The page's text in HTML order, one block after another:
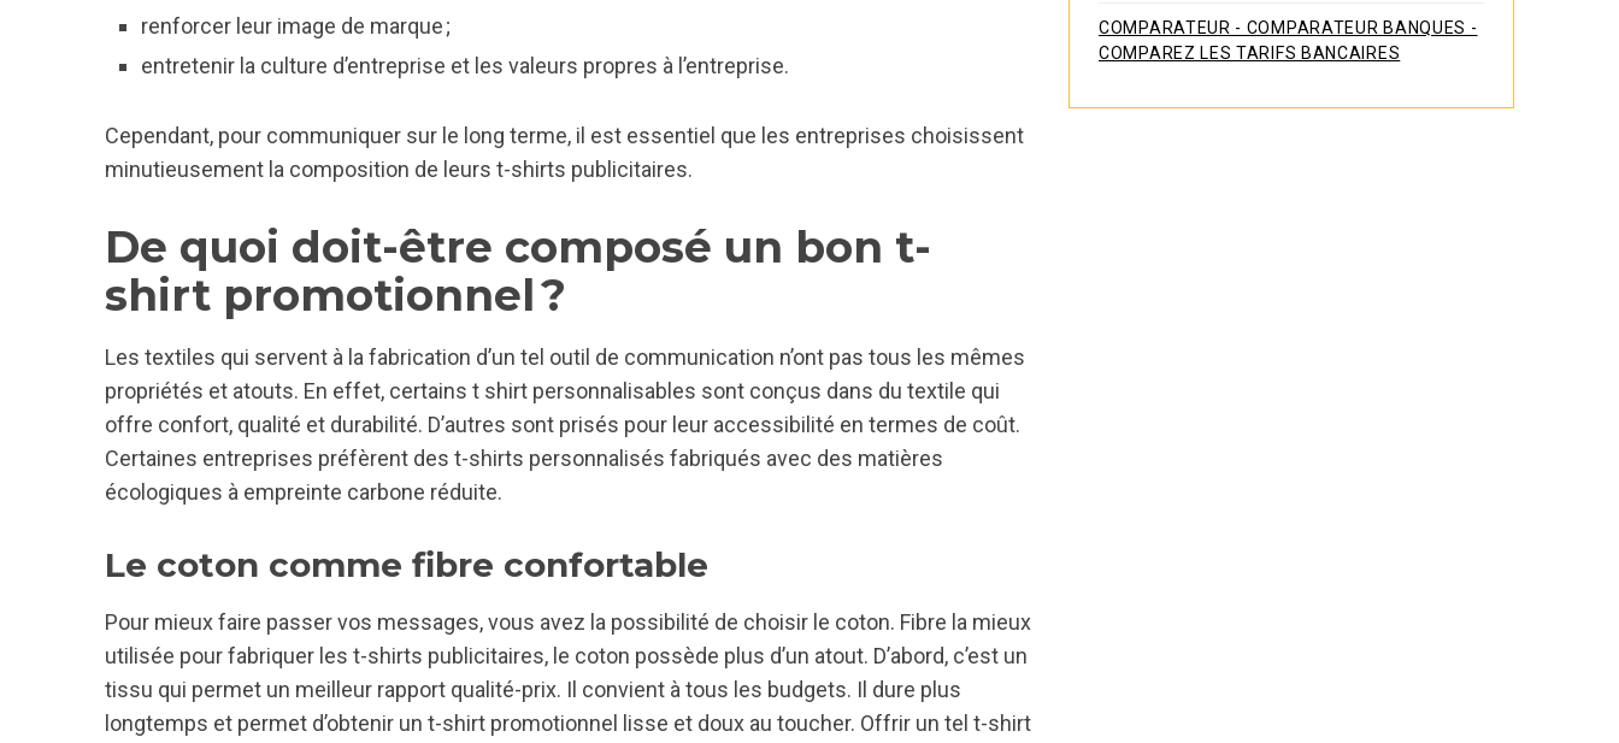
renforcer leur image de marque ;
entretenir la culture d’entreprise et les valeurs propres à l’entreprise.
Cependant, pour communiquer sur le long terme, il est essentiel que les entreprises choisissent
minutieusement la composition de leurs t-shirts publicitaires.
De quoi doit-être composé un bon t-
shirt promotionnel ?
Les textiles qui servent à la fabrication d’un tel outil de communication n’ont pas tous les mêmes
propriétés et atouts. En effet, certains t shirt personnalisables sont conçus dans du textile qui
offre confort, qualité et durabilité. D’autres sont prisés pour leur accessibilité en termes de coût.
Certaines entreprises préfèrent des t-shirts personnalisés fabriqués avec des matières
écologiques à empreinte carbone réduite.
Le coton comme fibre confortable
Pour mieux faire passer vos messages, vous avez la possibilité de choisir le coton. Fibre la mieux
utilisée pour fabriquer les t-shirts publicitaires, le coton possède plus d’un atout. D’abord, c’est un
tissu qui permet un meilleur rapport qualité-prix. Il convient à tous les budgets. Il dure plus
longtemps et permet d’obtenir un t-shirt promotionnel lisse et doux au toucher. Offrir un tel t-shirt
COMPARATEUR - COMPARATEUR BANQUES -
COMPAREZ LES TARIFS BANCAIRES